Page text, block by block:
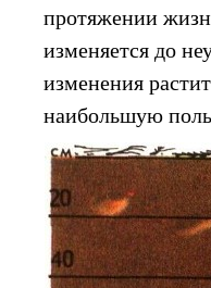
протяжении
изменяется до
изменения
наибольшую